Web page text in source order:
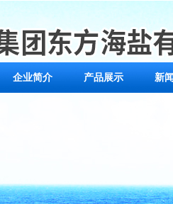
企业简介 产品展示 新